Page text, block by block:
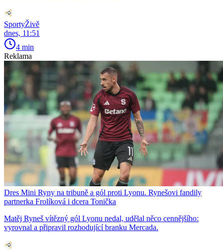
SportyŽivě
dnes, 11:51
4 min
Reklama
Dres Mini Ryny na tribuně a gól proti Lyonu. Rynešovi fandily
partnerka Frolíková i dcera Tonička
Matěj Ryneš vítězný gól Lyonu nedal, udělal něco cennějšího:
vyrovnal a připravil rozhodující branku Mercada.